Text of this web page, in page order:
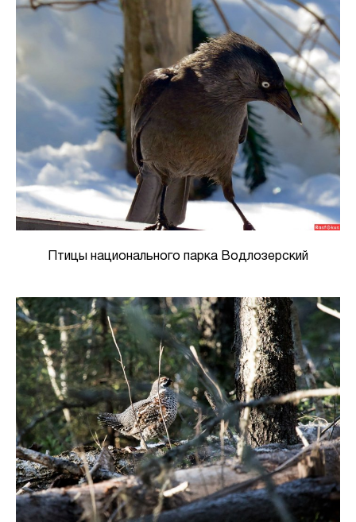
Птицы национального парка Водлозерский